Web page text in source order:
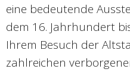
eine bedeutende
dem 16. Jahrhundert
Ihrem Besuch der
zahlreichen